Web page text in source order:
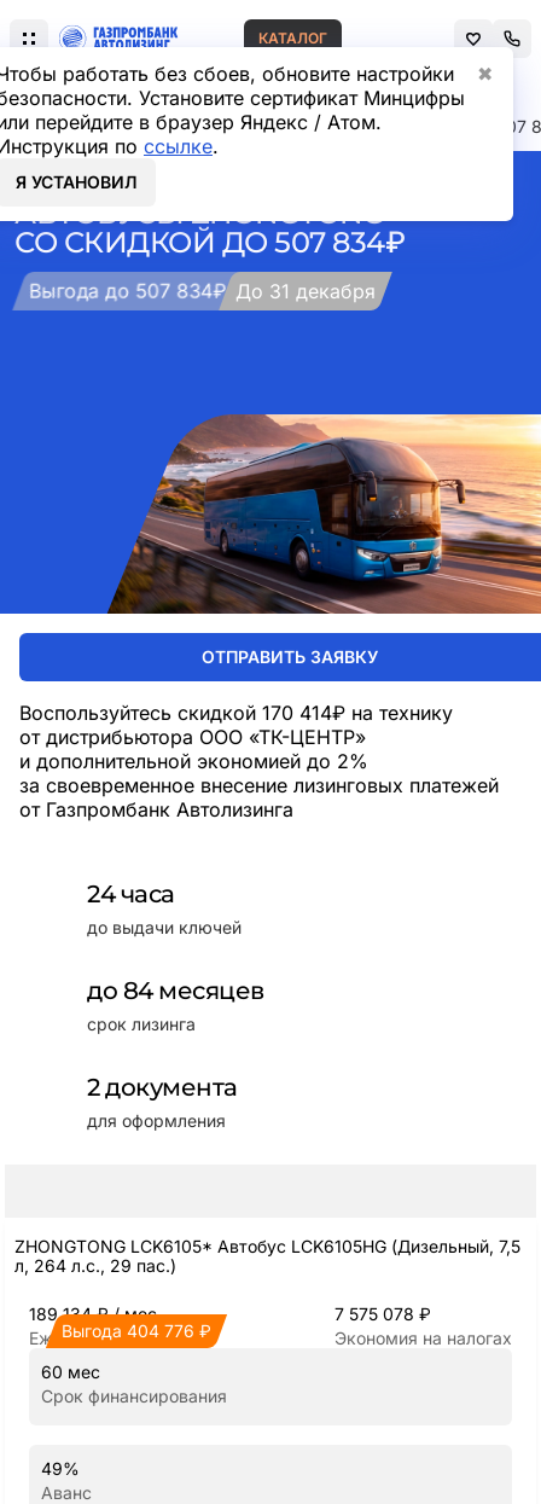
работать без сбоев, обновите настройки
Установите сертификат Минцифры
перейдите в браузер Яндекс / Атом.
по ссылке.
Я УСТАНОВИЛ
✖
КАТАЛОГ
Главная Акции Автобусы Zhongtong со скидкой до 507
АВТОБУСЫ ZHONGTONG
СО СКИДКОЙ ДО 507 834₽
Выгода до 507 834₽ До 31 декабря
ОТПРАВИТЬ ЗАЯВКУ
Воспользуйтесь скидкой 170 414₽ на технику
от дистрибьютора ООО «ТК-ЦЕНТР»
и дополнительной экономией до 2%
за своевременное внесение лизинговых платежей
от Газпромбанк Автолизинга
24 часа
до выдачи ключей
до 84 месяцев
срок лизинга
2 документа
для оформления
ZHONGTONG LCK6105* Автобус LCK6105HG (Дизельный, 7,5
л, 264 л.с., 29 пас.)
Выгода 404 776 ₽
60 мес
Срок финансирования
49%
Аванс
189 134 ₽ / мес
Ежемесячный платёж
7 575 078 ₽
Экономия на налогах